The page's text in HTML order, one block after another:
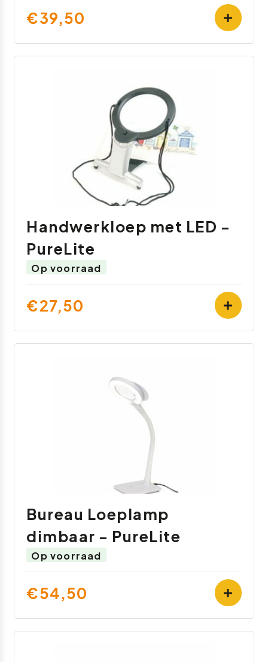
€39,50
Handwerkloep met LED -
PureLite
Op voorraad
€27,50
Bureau Loeplamp
dimbaar - PureLite
Op voorraad
€54,50